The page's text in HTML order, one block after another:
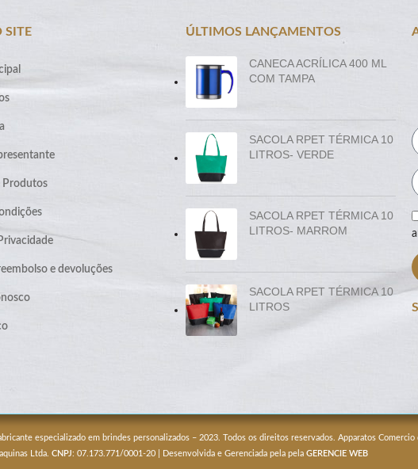
SITE
Produtos
e devoluções
ÚLTIMOS LANÇAMENTOS
CANECA ACRÍLICA 400 ML
COM TAMPA
SACOLA RPET TÉRMICA 10
LITROS- VERDE
SACOLA RPET TÉRMICA 10
LITROS- MARROM
SACOLA RPET TÉRMICA 10
LITROS
especializado em brindes personalizados – 2023. Todos os direitos reservados. Apparatos Comercio
Ltda. CNPJ: 07.173.771/0001-20 | Desenvolvida e Gerenciada pela pela GERENCIE WEB